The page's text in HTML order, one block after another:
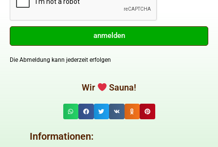
anmelden
Die Abmeldung kann jederzeit erfolgen
Wir Sauna!
Informationen: